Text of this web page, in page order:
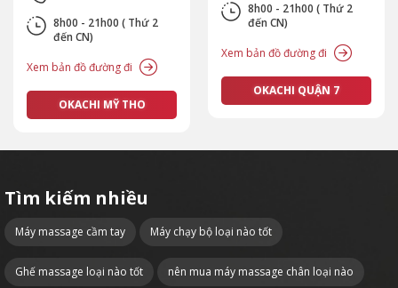
8h00 - 21h00 ( Thứ 2
đến CN)
Xem bản đồ đường đi
OKACHI MỸ THO
8h00 - 21h00 ( Thứ 2
đến CN)
Xem bản đồ đường đi
OKACHI QUẬN 7
Tìm kiếm nhiều
Máy massage cầm tay Máy chạy bộ loại nào tốt
Ghế massage loại nào tốt nên mua máy massage chân loại nào